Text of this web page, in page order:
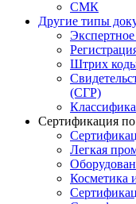
СМК
Другие типы
Штрих
(СГР)
Сертификация по
Легкая
Косметика